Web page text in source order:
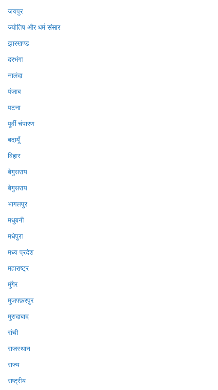
जयपुर
ज्योतिष और धर्म संसार
झारखण्ड
दरभंगा
नालंदा
पंजाब
पटना
पूर्वी चंपारण
बदायूँ
बिहार
बेगुसराय
बेगुसराय
भागलपुर
मधुबनी
मधेपुरा
मध्य प्रदेश
महाराष्ट्र
मुंगेर
मुजफ्फ़रपुर
मुरादाबाद
रांची
राजस्थान
राज्य
राष्ट्रीय